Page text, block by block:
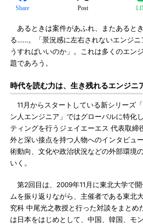
Share Post
あるときは案件があふれ、またあると
る……。「景況感に左右されないエンジニ
うすればいいのか」。これは多くのエン
題であろう。
時代を読む力は、生き残れるエンジニ
11月からスタートしている新シリーズ
ン人エンジニア」ではグローバルに特化
ティングを行うジェイエーエス 代表取締
外と深い接点を持つ人物へのインタビュ
術動向、文化や政治状況などの外部環境
いく。
第2回目は、2009年11月に東北大学で
ムを振り返りながら、主催者である東北
究科 中尾光之教授と行った対談をまとめ
は日本をはじめとして、中国、韓国、モ